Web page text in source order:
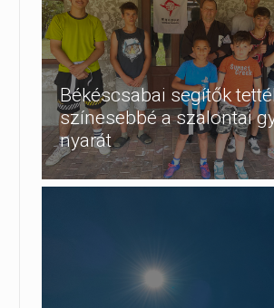
Békéscsabai segítők
színesebbé a szalontai
nyarát